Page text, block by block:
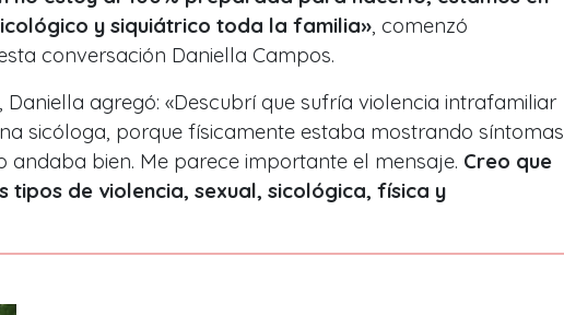
y siquiátrico toda la familia» , comenzó
conversación Daniella Campos.
Daniella agregó: «Descubrí que sufría violencia intrafamiliar
sicóloga, porque físicamente estaba mostrando síntomas
andaba bien. Me parece importante el mensaje. Creo que
tipos de violencia, sexual, sicológica, física y